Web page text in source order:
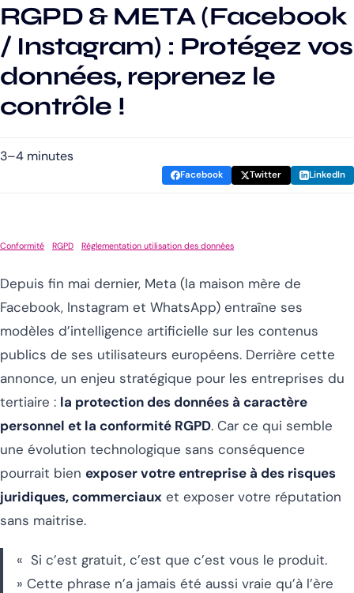
RGPD & META (Facebook
/ Instagram) : Protégez vos
données, reprenez le
contrôle !
3–4 minutes
Facebook Twitter LinkedIn
Conformité RGPD Règlementation utilisation des données
Depuis fin mai dernier, Meta (la maison mère de
Facebook, Instagram et WhatsApp) entraîne ses
modèles d’intelligence artificielle sur les contenus
publics de ses utilisateurs européens. Derrière cette
annonce, un enjeu stratégique pour les entreprises du
tertiaire : la protection des données à caractère
personnel et la conformité RGPD. Car ce qui semble
une évolution technologique sans conséquence
pourrait bien exposer votre entreprise à des risques
juridiques, commerciaux et exposer votre réputation
sans maitrise.
« Si c’est gratuit, c’est que c’est vous le produit.
» Cette phrase n’a jamais été aussi vraie qu’à l’ère